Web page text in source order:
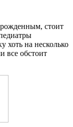
стоит
хоть на несколько
все обстоит